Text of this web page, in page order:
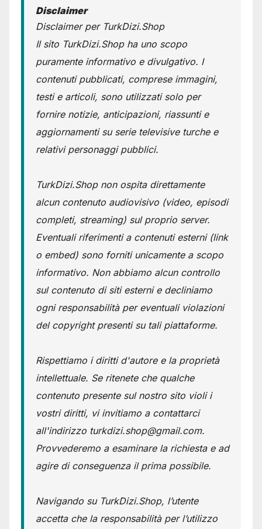
Disclaimer
Disclaimer per TurkDizi.Shop
Il sito TurkDizi.Shop ha uno scopo
puramente informativo e divulgativo. I
contenuti pubblicati, comprese immagini,
testi e articoli, sono utilizzati solo per
fornire notizie, anticipazioni, riassunti e
aggiornamenti su serie televisive turche e
relativi personaggi pubblici.
TurkDizi.Shop non ospita direttamente
alcun contenuto audiovisivo (video, episodi
completi, streaming) sul proprio server.
Eventuali riferimenti a contenuti esterni (link
o embed) sono forniti unicamente a scopo
informativo. Non abbiamo alcun controllo
sul contenuto di siti esterni e decliniamo
ogni responsabilità per eventuali violazioni
del copyright presenti su tali piattaforme.
Rispettiamo i diritti d'autore e la proprietà
intellettuale. Se ritenete che qualche
contenuto presente sul nostro sito violi i
vostri diritti, vi invitiamo a contattarci
all'indirizzo turkdizi.shop@gmail.com.
Provvederemo a esaminare la richiesta e ad
agire di conseguenza il prima possibile.
Navigando su TurkDizi.Shop, l’utente
accetta che la responsabilità per l’utilizzo